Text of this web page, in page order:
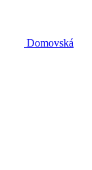
Domovská